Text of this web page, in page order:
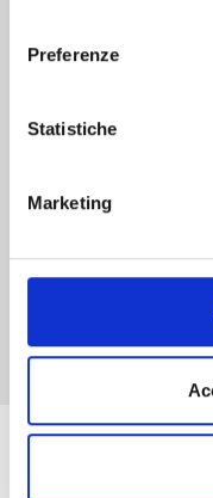
Preferenze
Statistiche
Marketing
Se ti è